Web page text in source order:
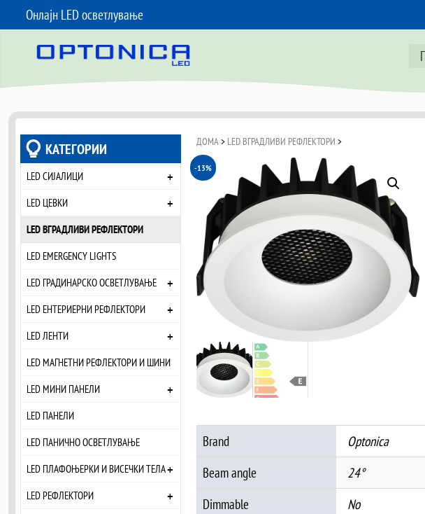
Онлајн LED осветлување
КАТЕГОРИИ
LED СИЈАЛИЦИ +
LED ЦЕВКИ +
LED ВГРАДЛИВИ РЕФЛЕКТОРИ
LED EMERGENCY LIGHTS
LED ГРАДИНАРСКО ОСВЕТЛУВАЊЕ
+
LED ЕНТЕРИЕРНИ РЕФЛЕКТОРИ +
LED ЛЕНТИ +
LED МАГНЕТНИ РЕФЛЕКТОРИ И ШИНИ
LED МИНИ ПАНЕЛИ
+
LED ПАНЕЛИ
LED ПАНИЧНО ОСВЕТЛУВАЊЕ
LED ПЛАФОЊЕРКИ И ВИСЕЧКИ ТЕЛА+
LED РЕФЛЕКТОРИ +
ДОМА > LED ВГРАДЛИВИ РЕФЛЕКТОРИ >
-13%
Brand
Optonica
Beam angle
24°
Dimmable
No